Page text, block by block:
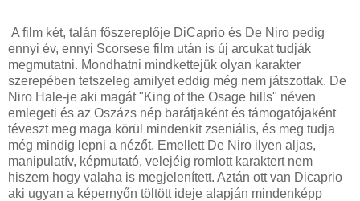
A film két, talán főszereplője DiCaprio és De Niro pedig
ennyi év, ennyi Scorsese film után is új arcukat tudják
megmutatni. Mondhatni mindkettejük olyan karakter
szerepében tetszeleg amilyet eddig még nem játszottak. De
Niro Hale-je aki magát "King of the Osage hills" néven
emlegeti és az Oszázs nép barátjaként és támogatójaként
téveszt meg maga körül mindenkit zseniális, és meg tudja
még mindig lepni a nézőt. Emellett De Niro ilyen aljas,
manipulatív, képmutató, velejéig romlott karaktert nem
hiszem hogy valaha is megjelenített. Aztán ott van Dicaprio
aki ugyan a képernyőn töltött ideje alapján mindenképp